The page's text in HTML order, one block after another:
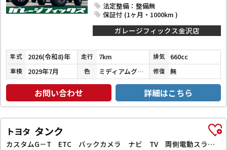
法定整備：整備無
保証付 (1ヶ月・1000km )
ガレージフィックス金沢店
年式 2026(令和8)年 走行 7km 排気 660cc
車検 2029年7月 色 ミディアムグレー 修復 無
お問い合わせ 詳細はこちら
トヨタ タンク
カスタムG－T ETC バックカメラ ナビ TV 両側電動スライドドア クリアランスソナー オートクルーズコントロール 衝突被害軽減システム アルミホイール LEDヘッドランプ スマートキー